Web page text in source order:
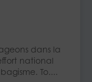
dans la
national
To....